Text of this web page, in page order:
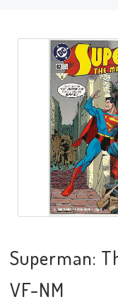
Böcker
Mynt och Sedlar
Samlartillbehör
Superman:
VF-NM